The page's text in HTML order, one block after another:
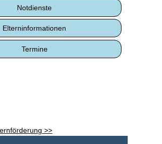
Notdienste
Elterninformationen
Termine
>>